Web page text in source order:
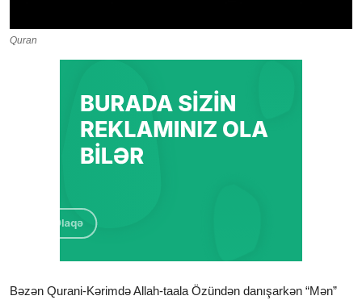
Quran
Bəzən Qurani-Kərimdə Allah-taala Özündən danışarkən “Mən”